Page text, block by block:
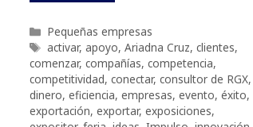
Categorías
Pequeñas empresas
Etiquetas
activar, apoyo, Ariadna Cruz, clientes,
comenzar, compañías, competencia,
competitividad, conectar, consultor de RGX,
dinero, eficiencia, empresas, evento, éxito,
exportación, exportar, exposiciones,